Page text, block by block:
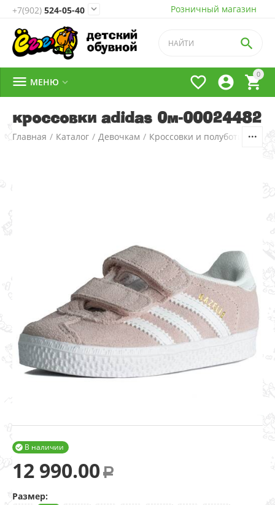
Розничный магазин
+7(902) 524-05-40 
0




 МЕНЮ 
кроссовки adidas 0м-00024482
Главная / Каталог / Девочкам / Кроссовки и полуботинки
В наличии

12 990.00 Р
Размер: